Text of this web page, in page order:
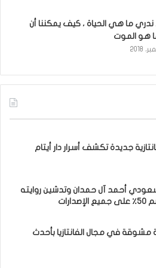
ندري ما هي الحياة ، كيف يمكننا أن
هو الموت
جديدة تكشف أسرار دار أيتام
أحمد آل حمدان وتدشين روايته
مشوقة في مجال الفانتازيا بأحدث